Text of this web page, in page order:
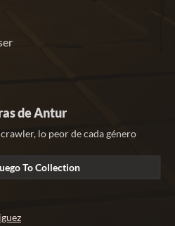
de Antur
lo peor de cada género
To Collection